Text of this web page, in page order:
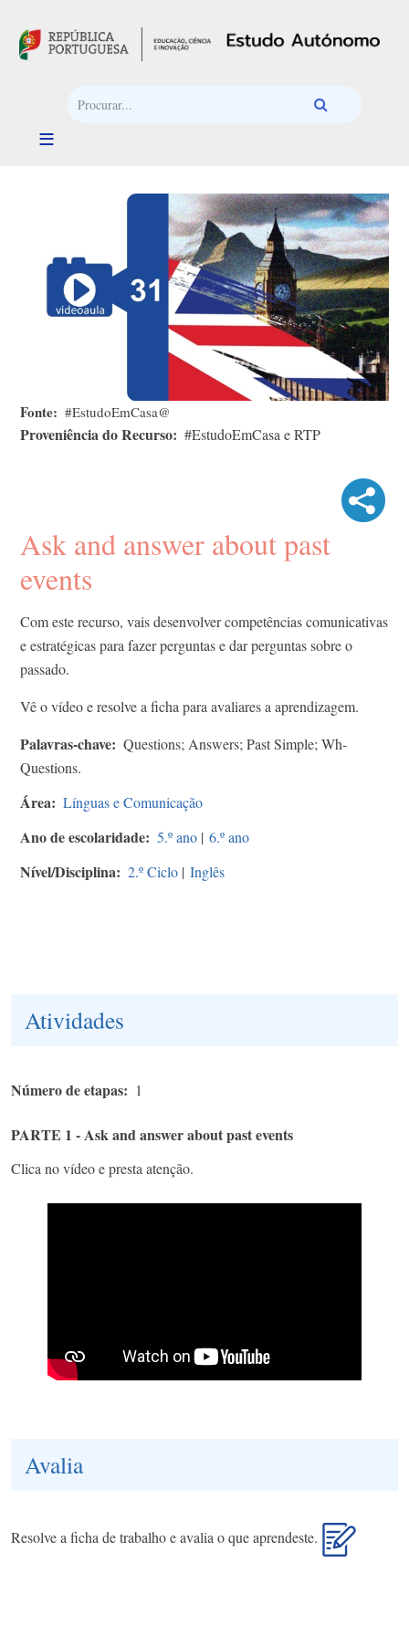
Fonte #EstudoEmCasa@
Proveniência do Recurso #EstudoEmCasa e RTP
Ask and answer about past
events
Com este recurso, vais desenvolver competências comunicativas
e estratégicas para fazer perguntas e dar perguntas sobre o
passado.
Vê o vídeo e resolve a ficha para avaliares a aprendizagem.
Palavras-chave
Questions; Answers; Past Simple; Wh-
Questions.
Área Línguas e Comunicação
Ano de escolaridade 5.º ano | 6.º ano
Nível/Disciplina 2.º Ciclo | Inglês
Atividades
Número de etapas 1
PARTE 1 - Ask and answer about past events
Clica no vídeo e presta atenção.
Avalia
Resolve a ficha de trabalho e avalia o que aprendeste.